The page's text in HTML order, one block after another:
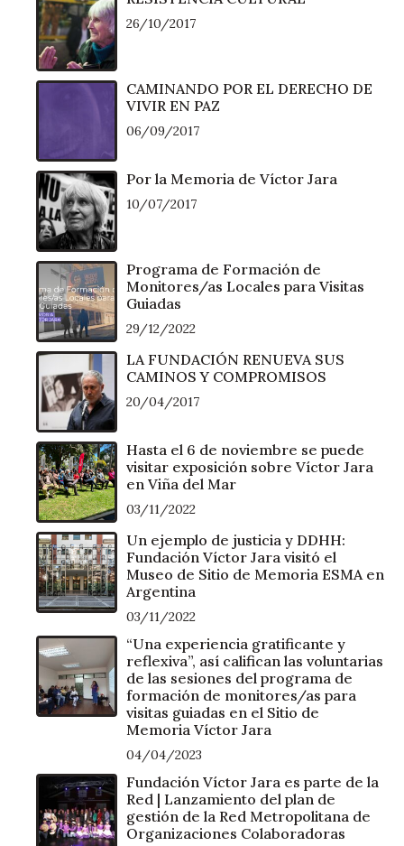
26/10/2017
CAMINANDO POR EL DERECHO DE
VIVIR EN PAZ
06/09/2017
Por la Memoria de Víctor Jara
10/07/2017
Programa de Formación de
Monitores/as Locales para Visitas
Guiadas
29/12/2022
LA FUNDACIÓN RENUEVA SUS
CAMINOS Y COMPROMISOS
20/04/2017
Hasta el 6 de noviembre se puede
visitar exposición sobre Víctor Jara
en Viña del Mar
03/11/2022
Un ejemplo de justicia y DDHH:
Fundación Víctor Jara visitó el
Museo de Sitio de Memoria ESMA en
Argentina
03/11/2022
“Una experiencia gratificante y
reflexiva”, así califican las voluntarias
de las sesiones del programa de
formación de monitores/as para
visitas guiadas en el Sitio de
Memoria Víctor Jara
04/04/2023
Fundación Víctor Jara es parte de la
Red | Lanzamiento del plan de
gestión de la Red Metropolitana de
Organizaciones Colaboradoras